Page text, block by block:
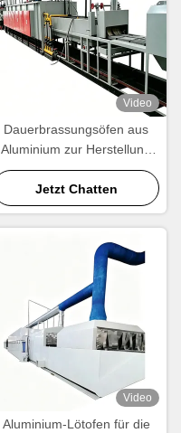
Video
Dauerbrassungsöfen aus
Aluminium zur Herstellung
von Heizkörpern,
Kondensatoren und
Wärmetauschern
Jetzt Chatten
Video
Aluminium-Lötofen für die